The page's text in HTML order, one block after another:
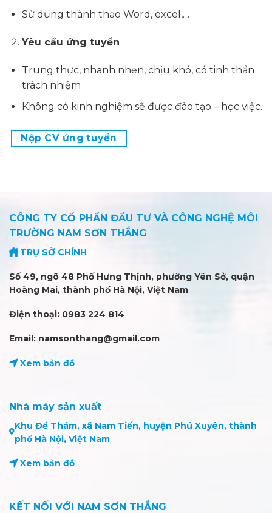
Sử dụng thành thạo Word, excel,…
Yêu cầu ứng tuyển
Trung thực, nhanh nhẹn, chịu khó, có tinh thần
trách nhiệm
Không có kinh nghiệm sẽ được đào tạo – học việc.
Nộp CV ứng tuyển
CÔNG TY CỔ PHẦN ĐẦU TƯ VÀ CÔNG NGHỆ MÔI
TRƯỜNG NAM SƠN THẮNG
TRỤ SỞ CHÍNH
Số 49, ngõ 48 Phố Hưng Thịnh, phường Yên Sở, quận
Hoàng Mai, thành phố Hà Nội, Việt Nam
Điện thoại: 0983 224 814
Email: namsonthang@gmail.com
Xem bản đồ
Nhà máy sản xuất
Khu Đề Thám, xã Nam Tiến, huyện Phú Xuyên, thành
phố Hà Nội, Việt Nam
Xem bản đồ
KẾT NỐI VỚI NAM SƠN THẮNG